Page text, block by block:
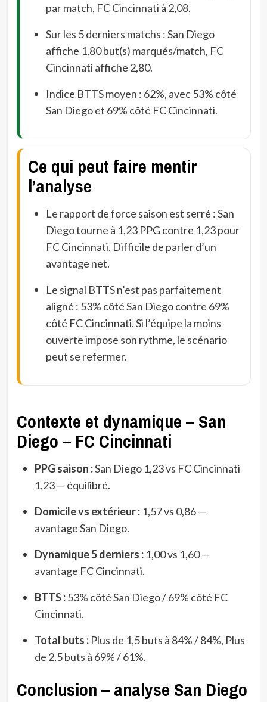
par match, FC Cincinnati à 2,08.
Sur les 5 derniers matchs : San Diego
affiche 1,80 but(s) marqués/match, FC
Cincinnati affiche 2,80.
Indice BTTS moyen : 62%, avec 53% côté
San Diego et 69% côté FC Cincinnati.
Ce qui peut faire mentir
l’analyse
Le rapport de force saison est serré : San
Diego tourne à 1,23 PPG contre 1,23 pour
FC Cincinnati. Difficile de parler d’un
avantage net.
Le signal BTTS n’est pas parfaitement
aligné : 53% côté San Diego contre 69%
côté FC Cincinnati. Si l’équipe la moins
ouverte impose son rythme, le scénario
peut se refermer.
Contexte et dynamique – San
Diego – FC Cincinnati
PPG saison :San Diego 1,23 vs FC Cincinnati
1,23 — équilibré.
Domicile vs extérieur :1,57 vs 0,86 —
avantage San Diego.
Dynamique 5 derniers :1,00 vs 1,60 —
avantage FC Cincinnati.
BTTS :53% côté San Diego / 69% côté FC
Cincinnati.
Total buts :Plus de 1,5 buts à 84% / 84%, Plus
de 2,5 buts à 69% / 61%.
Conclusion – analyse San Diego